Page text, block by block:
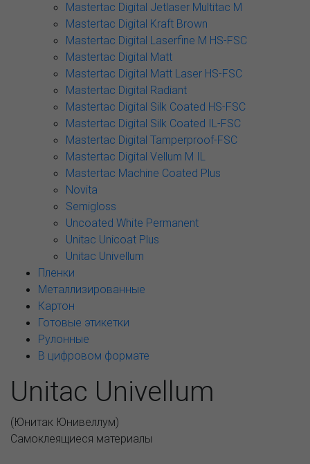
Mastertac Digital Jetlaser Multitac M
Mastertac Digital Kraft Brown
Mastertac Digital Laserfine M HS-FSC
Mastertac Digital Matt
Mastertac Digital Matt Laser HS-FSC
Mastertac Digital Radiant
Mastertac Digital Silk Coated HS-FSC
Mastertac Digital Silk Coated IL-FSC
Mastertac Digital Tamperproof-FSC
Mastertac Digital Vellum M IL
Mastertac Machine Coated Plus
Novita
Semigloss
Uncoated White Permanent
Unitac Unicoat Plus
Unitac Univellum
Пленки
Металлизированные
Картон
Готовые этикетки
Рулонные
В цифровом формате
Unitac Univellum
(Юнитак Юнивеллум)
Самоклеящиеся материалы